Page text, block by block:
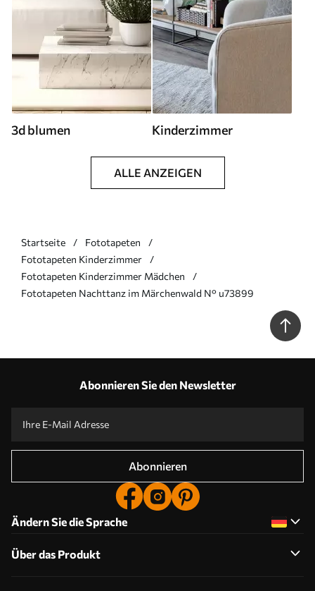
3d blumen Kinderzimmer
ALLE ANZEIGEN
Startseite
Fototapeten
Fototapeten Kinderzimmer
Fototapeten Kinderzimmer Mädchen
Fototapeten Nachttanz im Märchenwald N° u73899
Abonnieren Sie den Newsletter
Abonnieren
Ändern Sie die Sprache
Über das Produkt